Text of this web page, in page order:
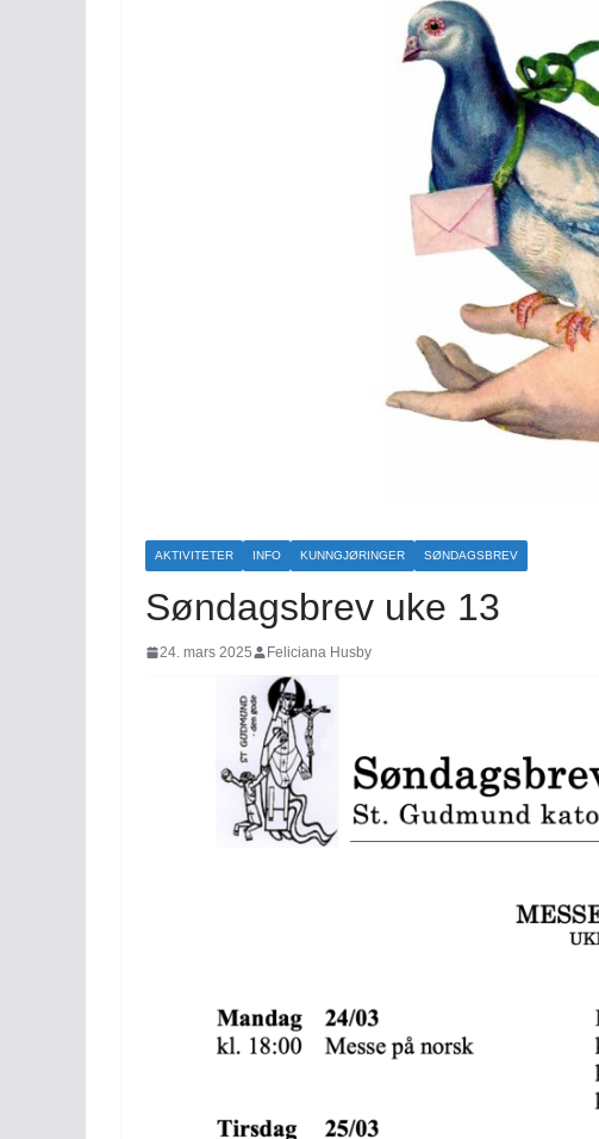
AKTIVITETER INFO KUNNGJØRINGER SØNDAGSBREV
Søndagsbrev uke 13
24. mars 2025 Feliciana Husby